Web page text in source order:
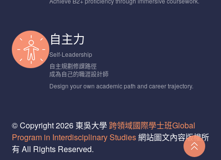
自主力
Self-Leadership
自主規劃修課路徑
成為自己的職涯設計師
Design your own academic path and career trajectory.
© Copyright 2026 東吳大學 跨領域國際學士班Global
Program in Interdisciplinary Studies網站圖文內容版權所
有 All Rights Reserved.